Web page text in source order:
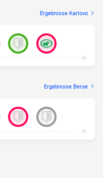
Ergebnisse Karlovo
Ergebnisse Beroe